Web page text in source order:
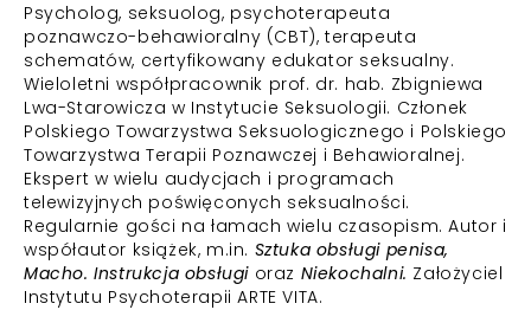
Psycholog, seksuolog, psychoterapeuta
poznawczo-behawioralny (CBT), terapeuta
schematów, certyfikowany edukator seksualny.
Wieloletni współpracownik prof. dr. hab. Zbigniewa
Lwa-Starowicza w Instytucie Seksuologii. Członek
Polskiego Towarzystwa Seksuologicznego i Polskiego
Towarzystwa Terapii Poznawczej i Behawioralnej.
Ekspert w wielu audycjach i programach
telewizyjnych poświęconych seksualności.
Regularnie gości na łamach wielu czasopism. Autor i
współautor książek, m.in. Sztuka obsługi penisa,
Macho. Instrukcja obsługi oraz Niekochalni. Założyciel
Instytutu Psychoterapii ARTE VITA.